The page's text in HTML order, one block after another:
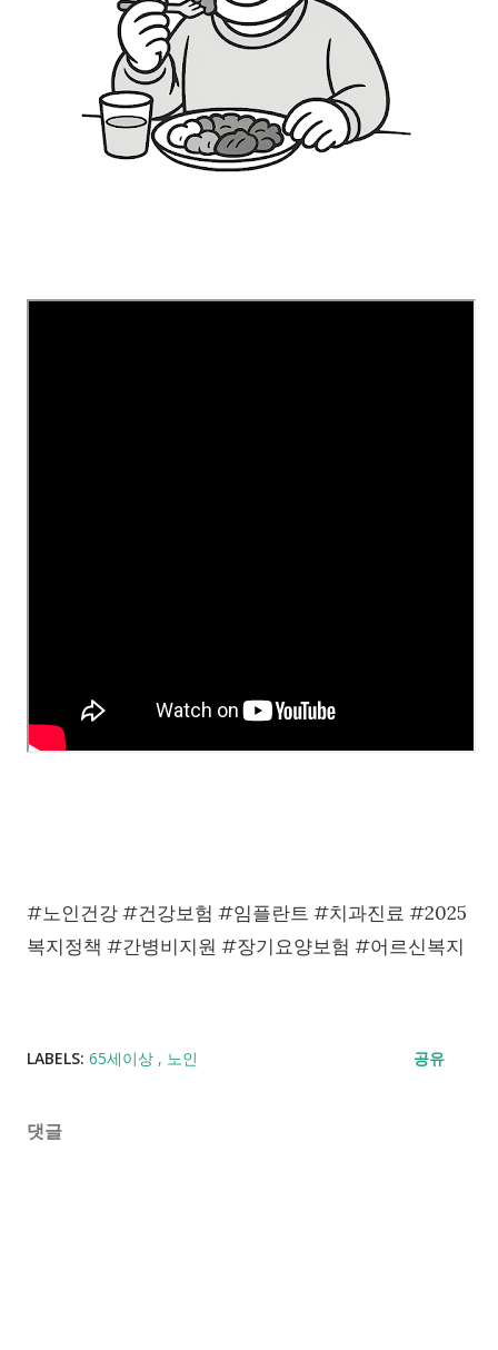
#노인건강 #건강보험 #임플란트 #치과진료 #2025
복지정책 #간병비지원 #장기요양보험 #어르신복지
LABELS: 65세이상 노인 공유
댓글